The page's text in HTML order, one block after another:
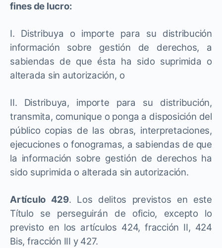
fines de lucro:
I. Distribuya o importe para su distribución
información sobre gestión de derechos, a
sabiendas de que ésta ha sido suprimida o
alterada sin autorización, o
II. Distribuya, importe para su distribución,
transmita, comunique o ponga a disposición del
público copias de las obras, interpretaciones,
ejecuciones o fonogramas, a sabiendas de que
la información sobre gestión de derechos ha
sido suprimida o alterada sin autorización.
Artículo 429. Los delitos previstos en este
Título se perseguirán de oficio, excepto lo
previsto en los artículos 424, fracción II, 424
Bis, fracción III y 427.